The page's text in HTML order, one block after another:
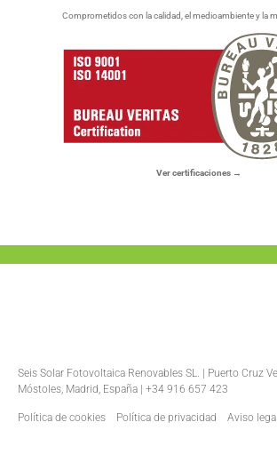
Comprometidos con la calidad, el medioambiente y la
Ver certificaciones →
Seis Solar Fotovoltaica Renovables SL. | Puerto Cruz
Móstoles, Madrid, España | +34 916 657 423
Política de cookies Política de privacidad Aviso legal